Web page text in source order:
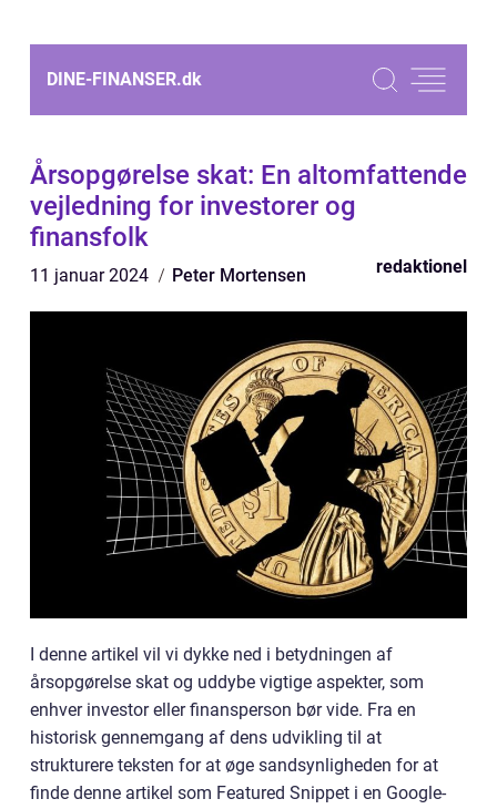
DINE-FINANSER.dk
Årsopgørelse skat: En altomfattende
vejledning for investorer og
finansfolk
11 januar 2024 Peter Mortensen redaktionel
I denne artikel vil vi dykke ned i betydningen af
årsopgørelse skat og uddybe vigtige aspekter, som
enhver investor eller finansperson bør vide. Fra en
historisk gennemgang af dens udvikling til at
strukturere teksten for at øge sandsynligheden for at
finde denne artikel som Featured Snippet i en Google-